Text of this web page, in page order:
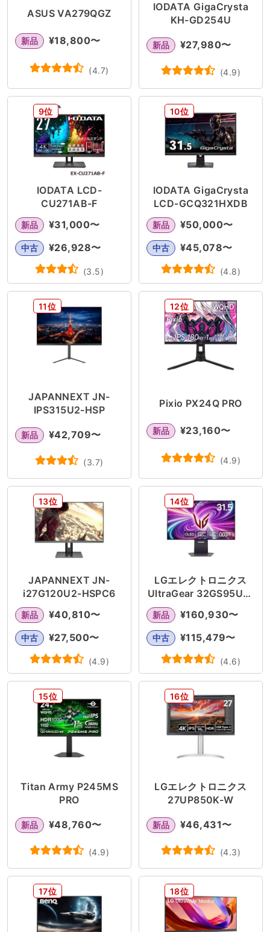
ASUS VA279QGZ
新品 ¥18,800〜
(4.7)
IODATA GigaCrysta
KH-GD254U
新品 ¥27,980〜
(4.9)
9位
IODATA LCD-
CU271AB-F
新品 ¥31,000〜
中古 ¥26,928〜
(3.5)
10位
IODATA GigaCrysta
LCD-GCQ321HXDB
新品 ¥50,000〜
中古 ¥45,078〜
(4.8)
11位
JAPANNEXT JN-
IPS315U2-HSP
新品 ¥42,709〜
(3.7)
12位
Pixio PX24Q PRO
新品 ¥23,160〜
(4.9)
13位
JAPANNEXT JN-
i27G120U2-HSPC6
新品 ¥40,810〜
中古 ¥27,500〜
(4.9)
14位
LGエレクトロニクス
UltraGear 32GS95UE-
新品 ¥160,930〜
中古 ¥115,479〜
(4.6)
15位
Titan Army P245MS
PRO
新品 ¥48,760〜
(4.9)
16位
LGエレクトロニクス
27UP850K-W
新品 ¥46,431〜
(4.3)
17位 18位